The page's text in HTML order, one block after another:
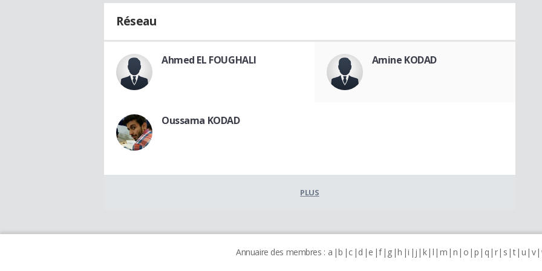
Réseau
Ahmed EL FOUGHALI Amine KODAD
Oussama KODAD
PLUS
Annuaire des membres : a b c d e f g h i j k l m n o p q r s t u v